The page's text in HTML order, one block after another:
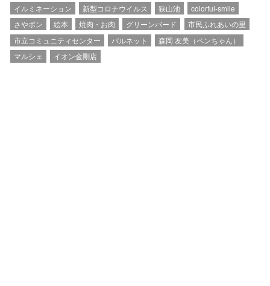
イルミネーション
新型コロナウイルス 狭山池
colorful-smile
さやポン
絵本 焼肉・お肉 グリーンバード
市民ふれあいの里
市立コミュニティセンター
パルネット
森岡 友美（ペンちゃん）
マルシェ
イオン金剛店